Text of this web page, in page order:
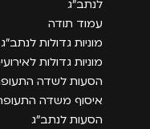
לנתב״ג
עמוד תודה
מוניות גדולות לנתב״ג
מוניות גדולות לאירועים
הסעות לשדה התעופה
איסוף משדה התעופה
הסעות לנתב״ג